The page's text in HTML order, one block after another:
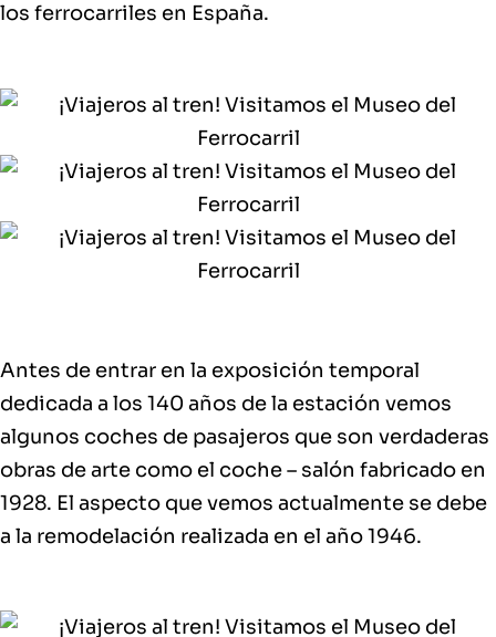
los ferrocarriles en España.
Antes de entrar en la exposición temporal
dedicada a los 140 años de la estación vemos
algunos coches de pasajeros que son verdaderas
obras de arte como el coche – salón fabricado en
1928. El aspecto que vemos actualmente se debe
a la remodelación realizada en el año 1946.